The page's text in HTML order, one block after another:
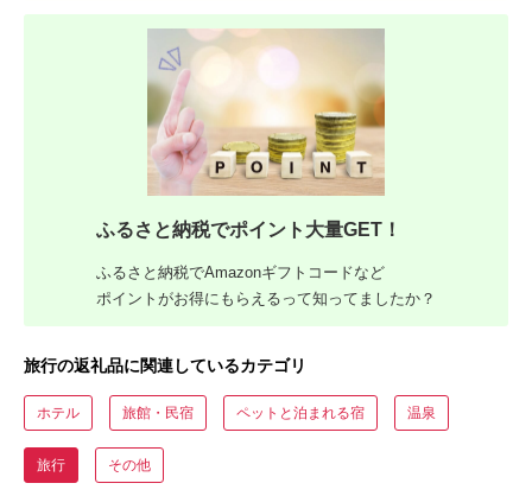
ふるさと納税でポイント大量GET！
ふるさと納税でAmazonギフトコードなど
ポイントがお得にもらえるって知ってましたか？
旅行の返礼品に関連しているカテゴリ
ホテル 旅館・民宿 ペットと泊まれる宿 温泉
旅行 その他